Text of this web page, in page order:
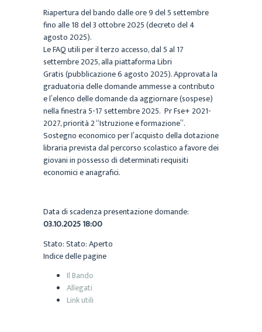
Riapertura del bando dalle ore 9 del 5 settembre
fino alle 18 del 3 ottobre 2025 (decreto del 4
agosto 2025).
Le FAQ utili per il terzo accesso, dal 5 al 17
settembre 2025, alla piattaforma Libri
Gratis (pubblicazione 6 agosto 2025). Approvata la
graduatoria delle domande ammesse a contributo
e l’elenco delle domande da aggiornare (sospese)
nella finestra 5-17 settembre 2025. Pr Fse+ 2021-
2027, priorità 2 “Istruzione e formazione”.
Sostegno economico per l’acquisto della dotazione
libraria prevista dal percorso scolastico a favore dei
giovani in possesso di determinati requisiti
economici e anagrafici.
Data di scadenza presentazione domande:
03.10.2025 18:00
Stato:Stato:Aperto
Indice delle pagine
Il Bando
Allegati
Link utili